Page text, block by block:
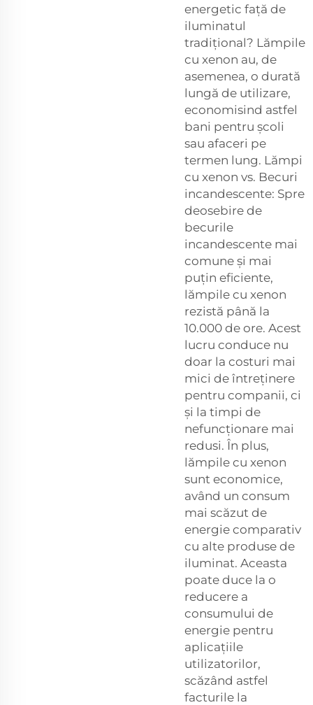
energetic față de
iluminatul
tradițional? Lămpile
cu xenon au, de
asemenea, o durată
lungă de utilizare,
economisind astfel
bani pentru școli
sau afaceri pe
termen lung. Lămpi
cu xenon vs. Becuri
incandescente: Spre
deosebire de
becurile
incandescente mai
comune și mai
puțin eficiente,
lămpile cu xenon
rezistă până la
10.000 de ore. Acest
lucru conduce nu
doar la costuri mai
mici de întreținere
pentru companii, ci
și la timpi de
nefuncționare mai
redusi. În plus,
lămpile cu xenon
sunt economice,
având un consum
mai scăzut de
energie comparativ
cu alte produse de
iluminat. Aceasta
poate duce la o
reducere a
consumului de
energie pentru
aplicațiile
utilizatorilor,
scăzând astfel
facturile la